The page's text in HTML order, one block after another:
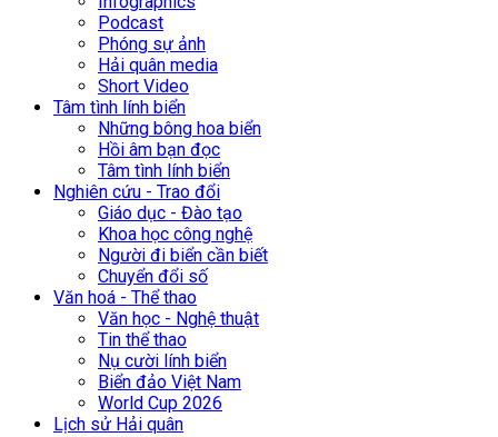
Podcast
Phóng sự ảnh
Hải quân media
Short Video
Tâm tình lính biển
Những bông hoa biển
Hồi âm bạn đọc
Tâm tình lính biển
Nghiên cứu - Trao đổi
Giáo dục - Đào tạo
Khoa học công nghệ
Người đi biển cần biết
Chuyển đổi số
Văn hoá - Thể thao
Văn học - Nghệ thuật
Tin thể thao
Nụ cười lính biển
Biển đảo Việt Nam
World Cup 2026
Lịch sử Hải quân